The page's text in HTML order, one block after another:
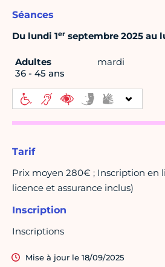
Séances
Du lundi 1er septembre 2025 au
Adultes
36 - 45 ans
mardi
Tarif
Prix moyen 280€ ; Inscription en
licence et assurance inclus)
Inscription
Inscriptions
Mise à jour le 18/09/2025